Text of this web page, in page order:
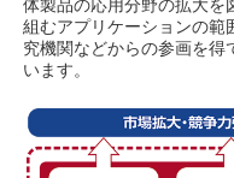
体製品の応用分野の拡大を
組むアプリケーションの範
究機関などからの参画を得
います。